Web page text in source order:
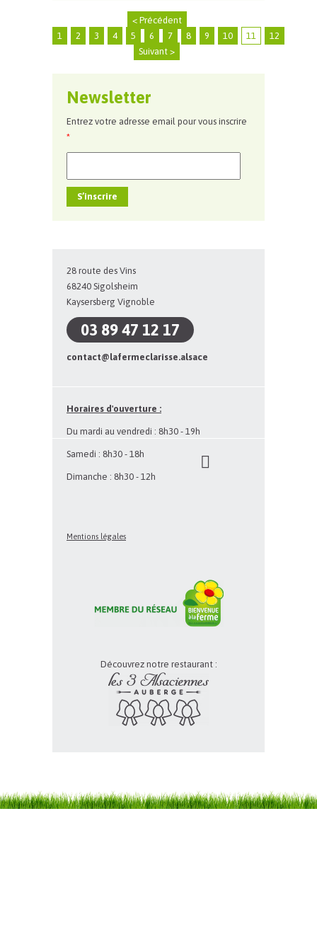
< Précédent
1
2 3 4 5 6 7 8 9 10 11
12
Suivant >
Newsletter
Entrez votre adresse email pour vous inscrire
*
S’inscrire
28 route des Vins
68240 Sigolsheim
Kaysersberg Vignoble
03 89 47 12 17
contact@lafermeclarisse.alsace
Horaires d'ouverture :
Du mardi au vendredi : 8h30 - 19h
Samedi : 8h30 - 18h
Dimanche : 8h30 - 12h
Mentions légales
Découvrez notre restaurant :